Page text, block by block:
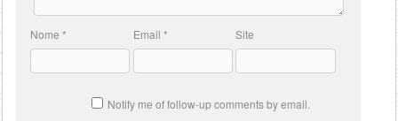
Nome* Email * Site
Notify me of follow-up comments by email.